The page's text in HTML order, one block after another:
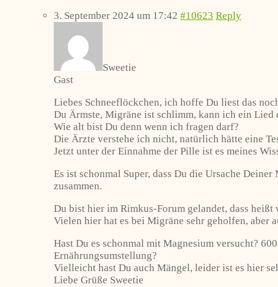
3. September 2024 um 17:42 #10623 Reply
Sweetie
Gast
Liebes Schneeflöckchen, ich hoffe Du liest das
Du Ärmste, Migräne ist schlimm, kann ich ein Lied
Wie alt bist Du denn wenn ich fragen darf?
Die Ärzte verstehe ich nicht, natürlich hätte eine
Jetzt unter der Einnahme der Pille ist es meines
Es ist schonmal Super, dass Du die Ursache
zusammen.
Du bist hier im Rimkus-Forum gelandet, dass
Vielen hier hat es bei Migräne sehr geholfen, aber
Hast Du es schonmal mit Magnesium versucht?
Ernährungsumstellung?
Vielleicht hast Du auch Mängel, leider ist es hier
Liebe Grüße Sweetie